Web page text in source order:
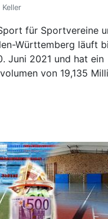
für Sportvereine
Württemberg läuft
Juni 2021 und hat ein
von 19,135